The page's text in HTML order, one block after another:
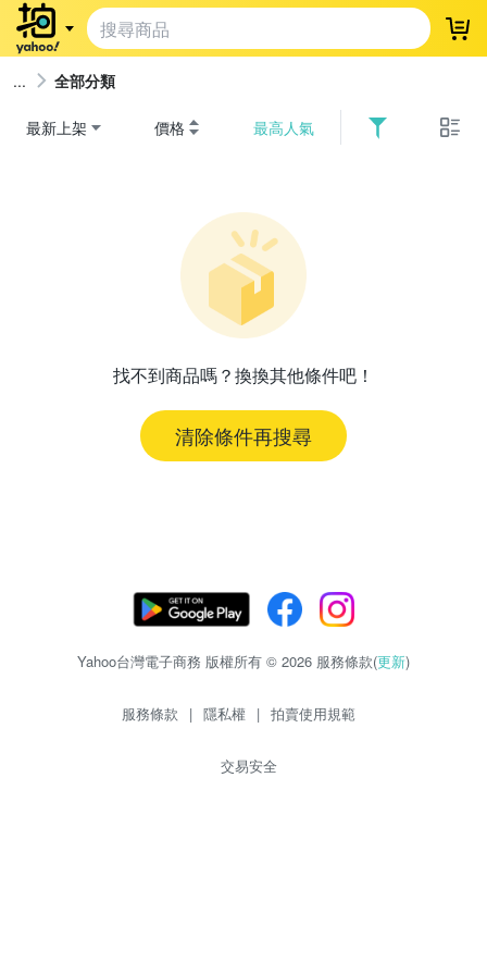
登
全部分類
最新上架 價格 最高人氣
找不到商品嗎？換換其他條件吧！
清除條件再搜尋
Yahoo台灣電子商務 版權所有 © 2026 服務條款(更新)
服務條款 | 隱私權 | 拍賣使用規範
交易安全